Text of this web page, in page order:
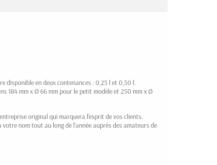
disponible en deux contenances : 0,25 l et 0,50 l.
184 mm x Ø 66 mm pour le petit modèle et 250 mm x Ø
original qui marquera l'esprit de vos clients.
nom tout au long de l'année auprès des amateurs de